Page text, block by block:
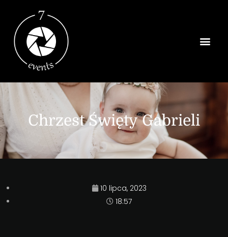
Chrzest Święty Gabrieli
10 lipca, 2023
18:57